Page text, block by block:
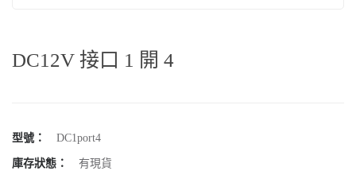
DC12V 接口 1 開 4
型號： DC1port4
庫存狀態： 有現貨